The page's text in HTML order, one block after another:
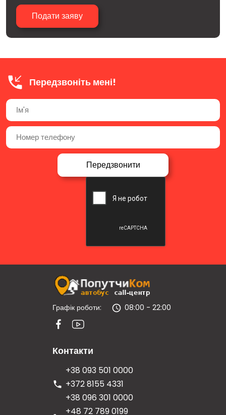
Передзвоніть мені!
Графік роботи: 08:00 - 22:00
Контакти
+38 093 501 0000
+372 8155 4331
+38 096 301 0000
+48 72 789 0199